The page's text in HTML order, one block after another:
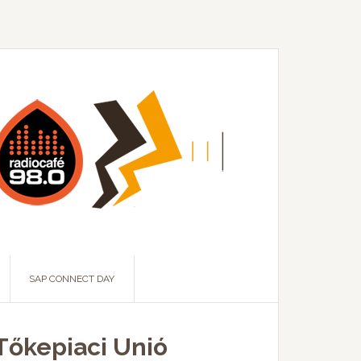
SAP CONNECT DAY
Unió